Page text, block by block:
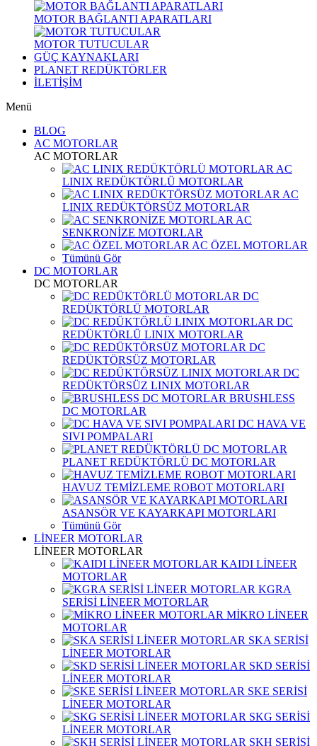
MOTOR BAĞLANTI APARATLARI
MOTOR TUTUCULAR
GÜÇ KAYNAKLARI
PLANET REDÜKTÖRLER
İLETİŞİM
Menü
BLOG
AC MOTORLAR
AC MOTORLAR
AC
LINIX REDÜKTÖRLÜ MOTORLAR
AC
LINIX REDÜKTÖRSÜZ MOTORLAR
AC
SENKRONİZE MOTORLAR
AC ÖZEL MOTORLAR
Tümünü Gör
DC MOTORLAR
DC MOTORLAR
DC
REDÜKTÖRLÜ MOTORLAR
DC
REDÜKTÖRLÜ LINIX MOTORLAR
DC
REDÜKTÖRSÜZ MOTORLAR
DC
REDÜKTÖRSÜZ LINIX MOTORLAR
BRUSHLESS
DC MOTORLAR
DC HAVA VE
SIVI POMPALARI
PLANET REDÜKTÖRLÜ DC MOTORLAR
HAVUZ TEMİZLEME ROBOT MOTORLARI
ASANSÖR VE KAYARKAPI MOTORLARI
Tümünü Gör
LİNEER MOTORLAR
LİNEER MOTORLAR
KAIDI LİNEER
MOTORLAR
KGRA
SERİSİ LİNEER MOTORLAR
MİKRO LİNEER
MOTORLAR
SKA SERİSİ
LİNEER MOTORLAR
SKD SERİSİ
LİNEER MOTORLAR
SKE SERİSİ
LİNEER MOTORLAR
SKG SERİSİ
LİNEER MOTORLAR
SKH SERİSİ